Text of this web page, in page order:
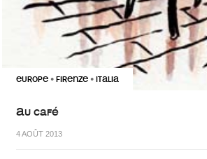
EUROPE • FIRENZE • ITALIA
Au café
4 AOÛT 2013